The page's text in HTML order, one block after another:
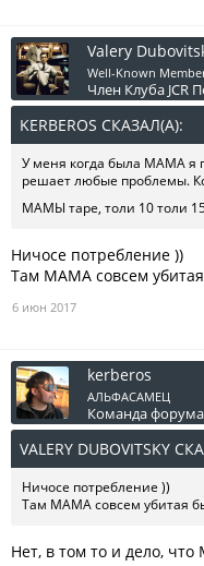
Valery
Well-Known
Член Клуба JCR
KERBEROS СКАЗАЛ(А):
У меня когда была МАМА я
решает любые проблемы.
МАМЫ таре, толи 10 толи
Ничосе потребление ))
Там МАМА совсем
6 июн 2017
kerberos
АЛЬФАСАМЕЦ
Команда форума
VALERY DUBOVITSKY
Ничосе потребление ))
Там МАМА совсем убитая
Нет, в том то и дело,